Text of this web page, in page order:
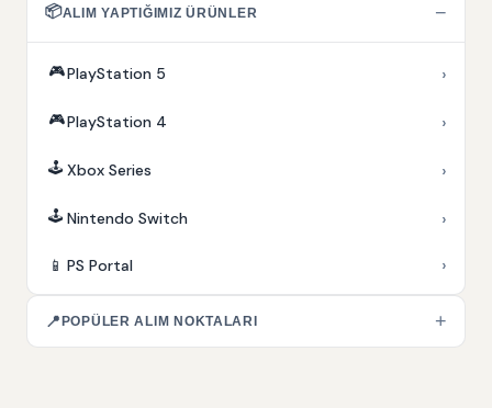
📦ALIM YAPTIĞIMIZ ÜRÜNLER −
🎮PlayStation 5 ›
🎮PlayStation 4 ›
🕹️ Xbox Series ›
🕹️ Nintendo Switch ›
📱 PS Portal ›
📍 POPÜLER ALIM NOKTALARI +